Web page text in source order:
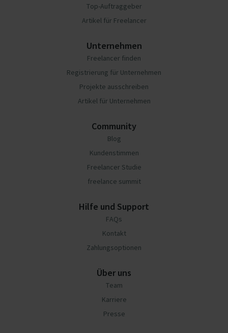
Top-Auftraggeber
Artikel für Freelancer
Unternehmen
Freelancer finden
Registrierung für Unternehmen
Projekte ausschreiben
Artikel für Unternehmen
Community
Blog
Kundenstimmen
Freelancer Studie
freelance summit
Hilfe und Support
FAQs
Kontakt
Zahlungsoptionen
Über uns
Team
Karriere
Presse